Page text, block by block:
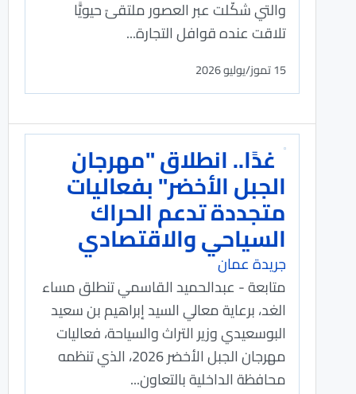
والتي شكّلت عبر العصور ملتقىً حيويًّا
تلاقت عنده قوافل التجارة...
15 تموز/يوليو 2026
غدًا.. انطلاق "مهرجان
الجبل الأخضر" بفعاليات
متجددة تدعم الحراك
السياحي والاقتصادي
جريدة عمان
متابعة - عبدالحميد القاسمي تنطلق مساء
الغد، برعاية معالي السيد إبراهيم بن سعيد
البوسعيدي وزير التراث والسياحة، فعاليات
مهرجان الجبل الأخضر 2026، الذي تنظمه
محافظة الداخلية بالتعاون...